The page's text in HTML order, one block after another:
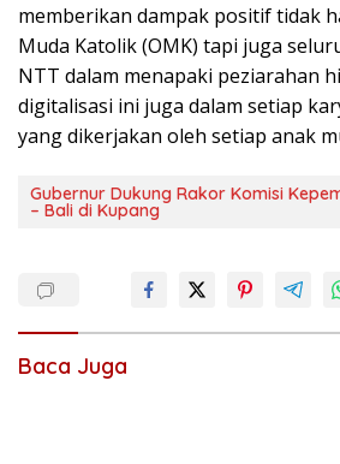
memberikan dampak positif tidak
Muda Katolik (OMK) tapi juga
NTT dalam menapaki peziarahan
digitalisasi ini juga dalam setiap
yang dikerjakan oleh setiap anak
Gubernur Dukung Rakor Komisi
– Bali di Kupang
Baca Juga